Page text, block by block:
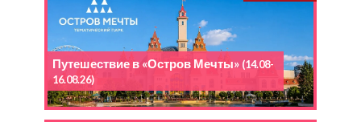
Путешествие в «Остров Мечты» (14.08-
16.08.26)